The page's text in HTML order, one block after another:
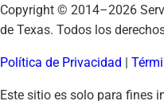
Copyright © 2014–2026
de Texas. Todos los
Política de Privacidad |
Este sitio es solo para fines